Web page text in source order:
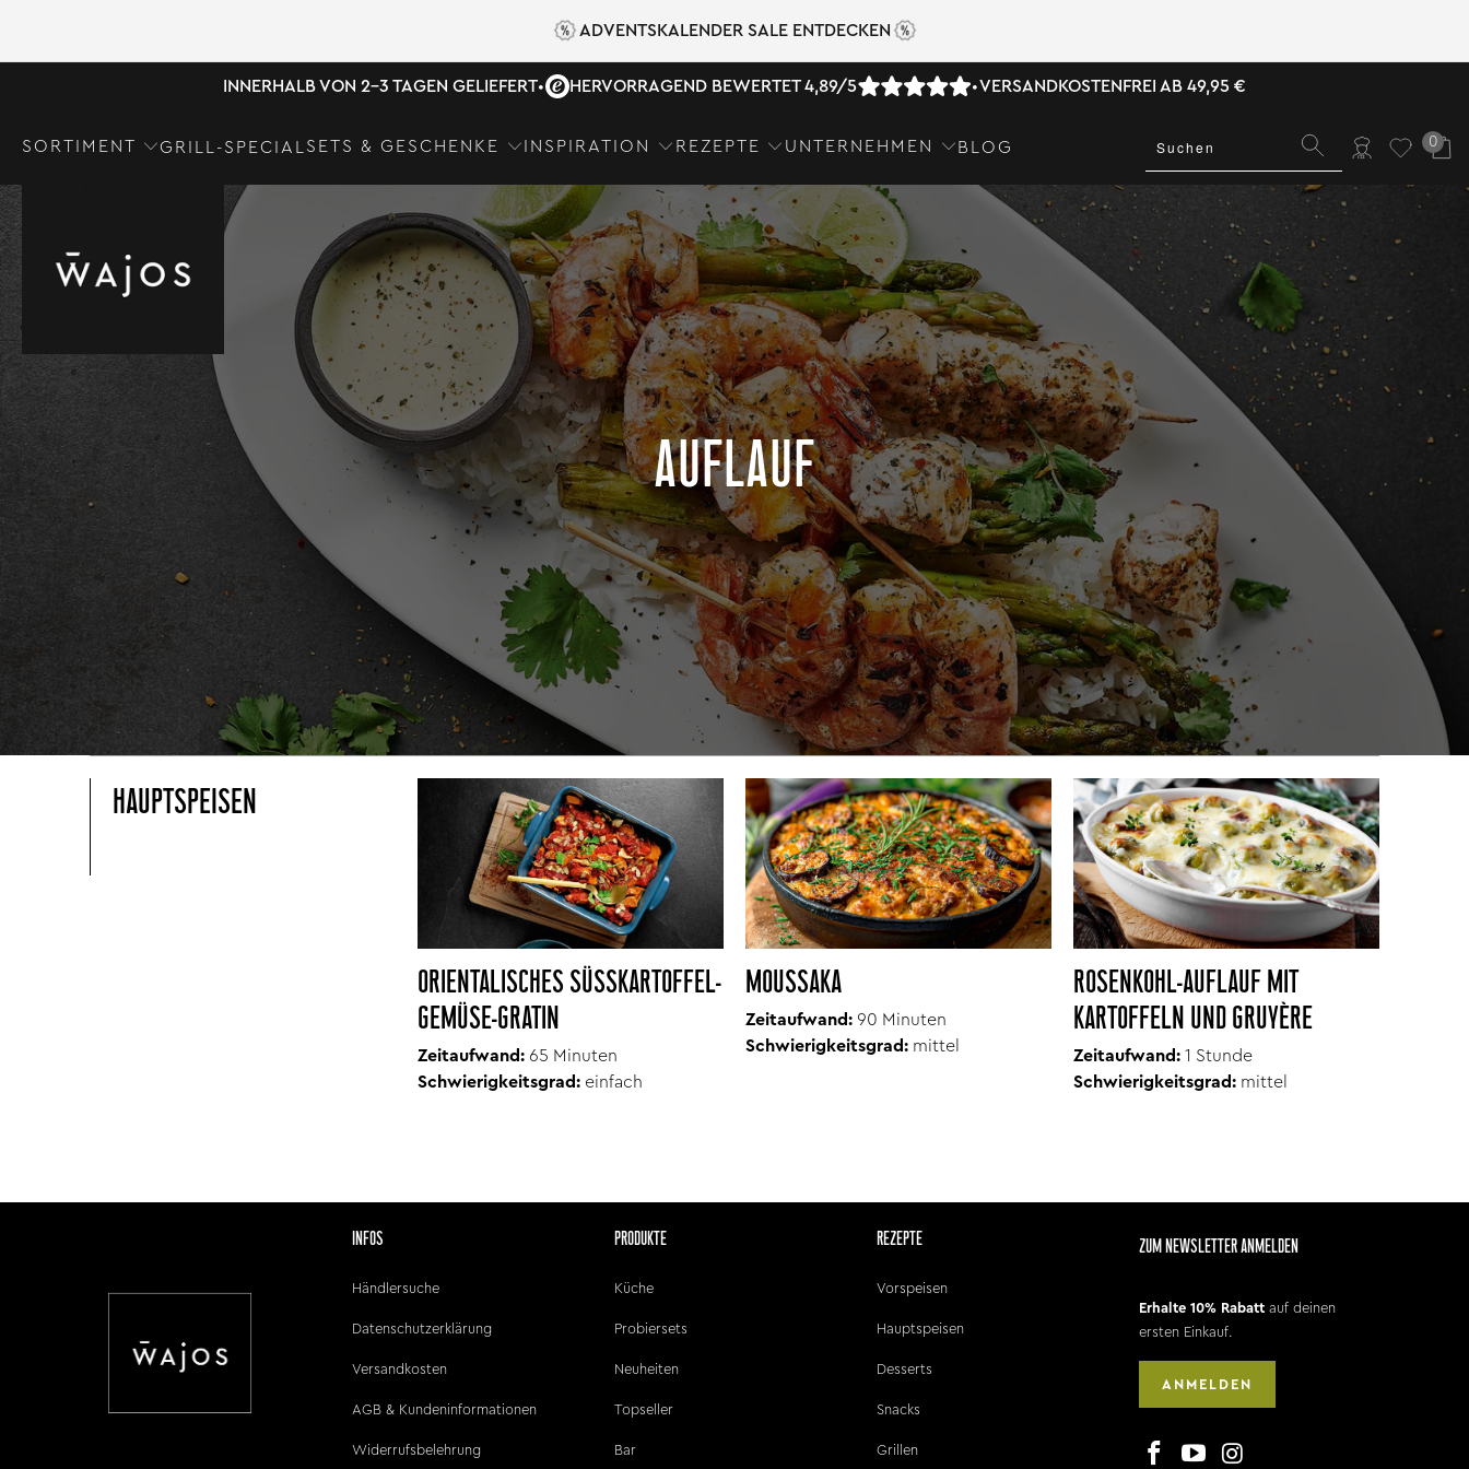
ADVENTSKALENDER SALE ENTDECKEN
INNERHALB VON 2-3 TAGEN GELIEFERT• HERVORRAGEND BEWERTET 4,89/5 •VERSANDKOSTENFREI AB 49,95 €
SORTIMENT GRILL-SPECIAL SETS & GESCHENKE INSPIRATION REZEPTE UNTERNEHMEN BLOG 0
AUFLAUF
HAUPTSPEISEN
ORIENTALISCHES SÜSSKARTOFFEL-G
EMÜSE-GRATIN
Zeitaufwand: 65 Minuten
Schwierigkeitsgrad: einfach
MOUSSAKA
Zeitaufwand:90 Minuten
Schwierigkeitsgrad:mittel
ROSENKOHL-AUFLAUF MIT
KARTOFFELN UND GRUYÈRE
Zeitaufwand:1 Stunde
Schwierigkeitsgrad:mittel
INFOS
Händlersuche
Datenschutzerklärung
Versandkosten
AGB & Kundeninformationen
Widerrufsbelehrung
PRODUKTE
Küche
Probiersets
Neuheiten
Topseller
Bar
REZEPTE
Vorspeisen
Hauptspeisen
Desserts
Snacks
Grillen
ZUM NEWSLETTER ANMELDEN
Erhalte 10% Rabatt auf deinen
ersten Einkauf.
ANMELDEN